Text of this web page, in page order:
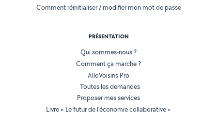
Comment réinitialiser / modifier mon mot de passe
PRÉSENTATION
Qui sommes-nous ?
Comment ça marche ?
AlloVoisins Pro
Toutes les demandes
Proposer mes services
Livre « Le futur de l'économie collaborative »